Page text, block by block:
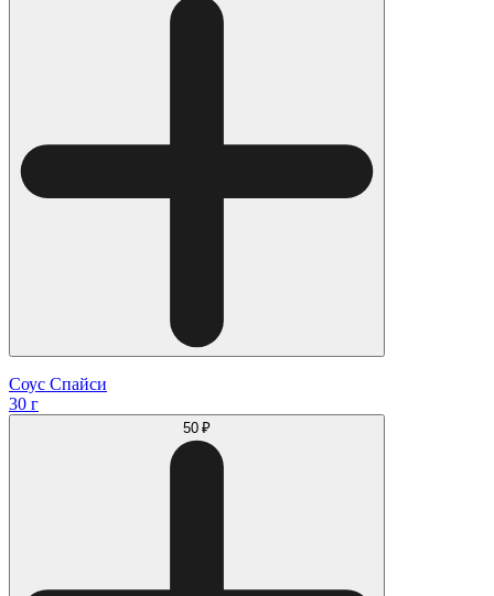
Соус Спайси
30 г
50 ₽